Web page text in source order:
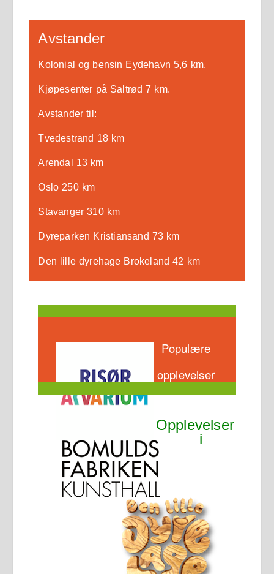
Avstander
Kolonial og bensin Eydehavn 5,6 km.
Kjøpesenter på Saltrød 7 km.
Avstander til:
Tvedestrand 18 km
Arendal 13 km
Oslo 250 km
Stavanger 310 km
Dyreparken Kristiansand 73 km
Den lille dyrehage Brokeland 42 km
Populære
opplevelser
Opplevelser
i